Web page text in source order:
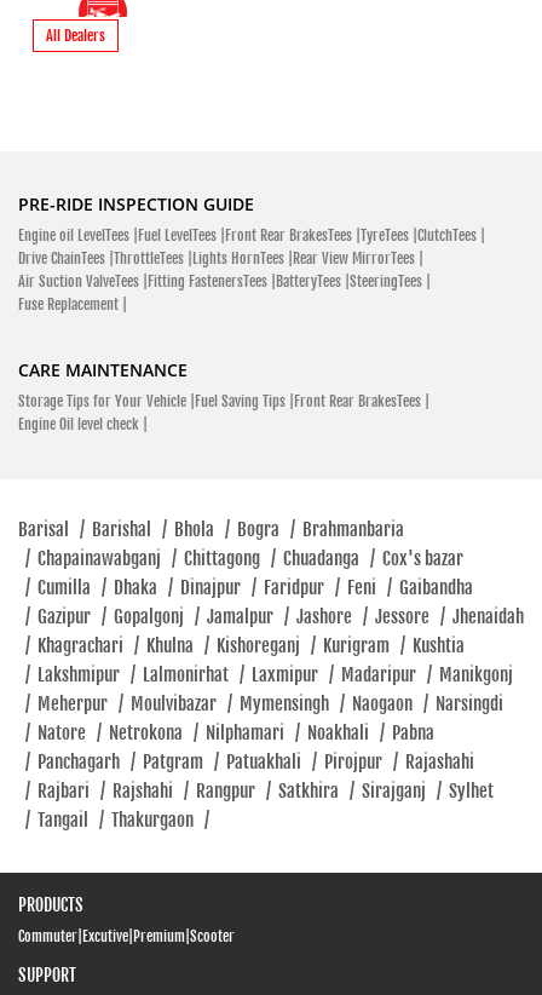
SHOWROOM
Uttara
Dhaka - 1230
Lake Side Road
Open Until 08:30 PM
Hero MotoCorp Moto Craze - MotorCycle
Showroom
Farid Khan Plaza, Ashraf Gate Opposite BATA Factory Tongi,
Gazipur 1710
Tongi
Gazipur - 1710
Opposite BATA Factory
Click To Call
Open Until 08:30 PM
All Dealers
PRE-RIDE INSPECTION GUIDE
Engine oil LevelTees | Fuel LevelTees | Front Rear BrakesTees | TyreTees | ClutchTees |
Drive ChainTees | ThrottleTees | Lights HornTees | Rear View MirrorTees |
Air Suction ValveTees | Fitting FastenersTees | BatteryTees | SteeringTees |
Fuse Replacement |
CARE MAINTENANCE
Storage Tips for Your Vehicle | Fuel Saving Tips | Front Rear BrakesTees |
Engine Oil level check |
Barisal / Barishal / Bhola / Bogra / Brahmanbaria
/ Chapainawabganj / Chittagong / Chuadanga / Cox's bazar
/ Cumilla / Dhaka / Dinajpur / Faridpur / Feni / Gaibandha
/ Gazipur / Gopalgonj / Jamalpur / Jashore / Jessore / Jhenaidah
/ Khagrachari / Khulna / Kishoreganj / Kurigram / Kushtia
/ Lakshmipur / Lalmonirhat / Laxmipur / Madaripur / Manikgonj
/ Meherpur / Moulvibazar / Mymensingh / Naogaon / Narsingdi
/ Natore / Netrokona / Nilphamari / Noakhali / Pabna
/ Panchagarh / Patgram / Patuakhali / Pirojpur / Rajashahi
/ Rajbari / Rajshahi / Rangpur / Satkhira / Sirajganj / Sylhet
/ Tangail / Thakurgaon /
PRODUCTS
Commuter Excutive Premium Scooter
SUPPORT